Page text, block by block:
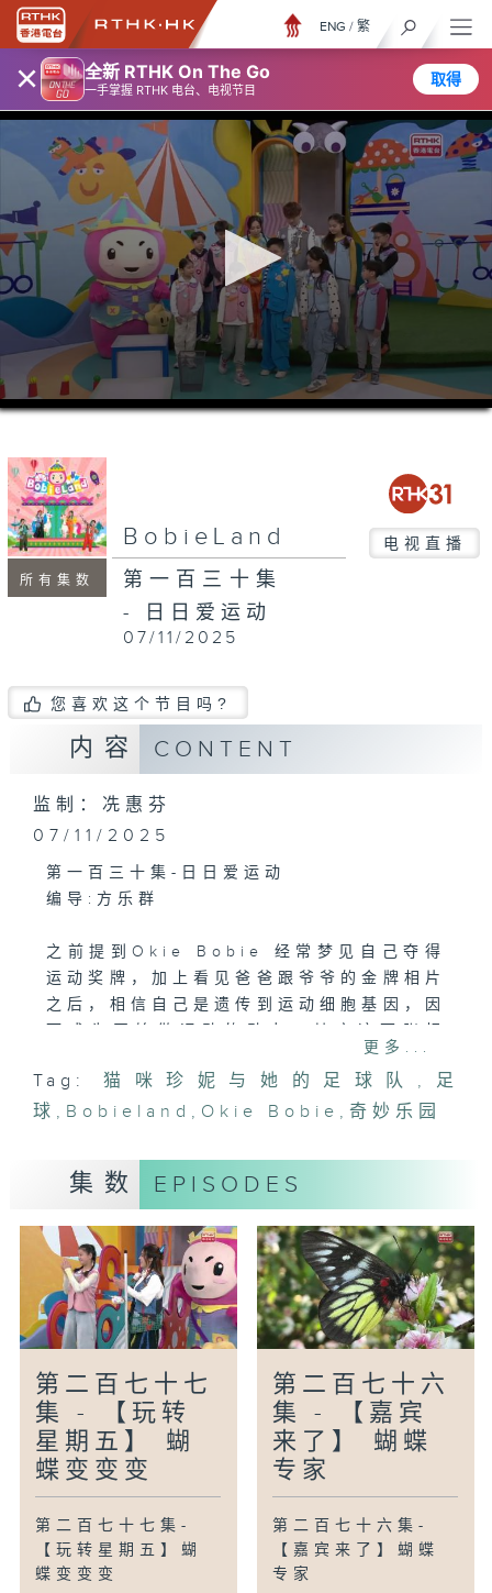
× 全新 RTHK On The Go
一手掌握 RTHK 电台、电视节目
取得
ENG / 繁
0
seconds
minutes,
6
seconds
所有集数
BobieLand 电视直播
第一百三十集
- 日日爱运动
07/11/2025
您喜欢这个节目吗?
内容 CONTENT
监制：冼惠芬
07/11/2025
第一百三十集-日日爱运动
编导:方乐群
之前提到Okie Bobie 经常梦见自己夺得
运动奖牌，加上看见爸爸跟爷爷的金牌相片
之后，相信自己是遗传到运动细胞基因，因
片，不是小队长锋锋从网上「搜寻」得来
的，是「整」出来的。当Okie Bobie 知
道真相后，会有什么反应呢？
【玩转星期五】
为迎接即将举行的全运会，配合全城运动气
考考两队小朋友体能及技术。通过两个回合
的比赛，究竟「过山车队」及「海盗船队」
哪一队能赢得BobieLand 游玩卷呢？
更多...
Tag: 猫咪珍妮与她的足球队 ,
足
球 , Bobieland , Okie Bobie ,奇妙乐园
集数 EPISODES
第二百七十七
集 - 【玩转
星期五】 蝴
蝶变变变
第二百七十七集-
【玩转星期五】蝴
蝶变变变
第二百七十六
集 - 【嘉宾
来了】 蝴蝶
专家
第二百七十六集-
【嘉宾来了】蝴蝶
专家